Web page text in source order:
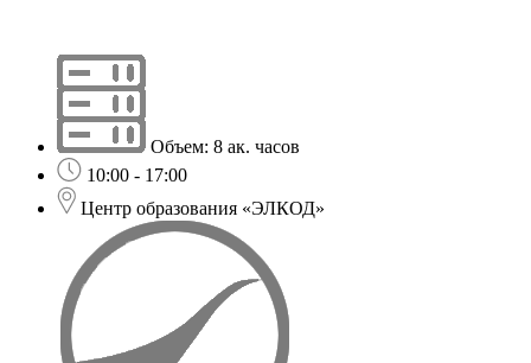
Объем: 8 ак. часов
10:00 - 17:00
Центр образования «ЭЛКОД»